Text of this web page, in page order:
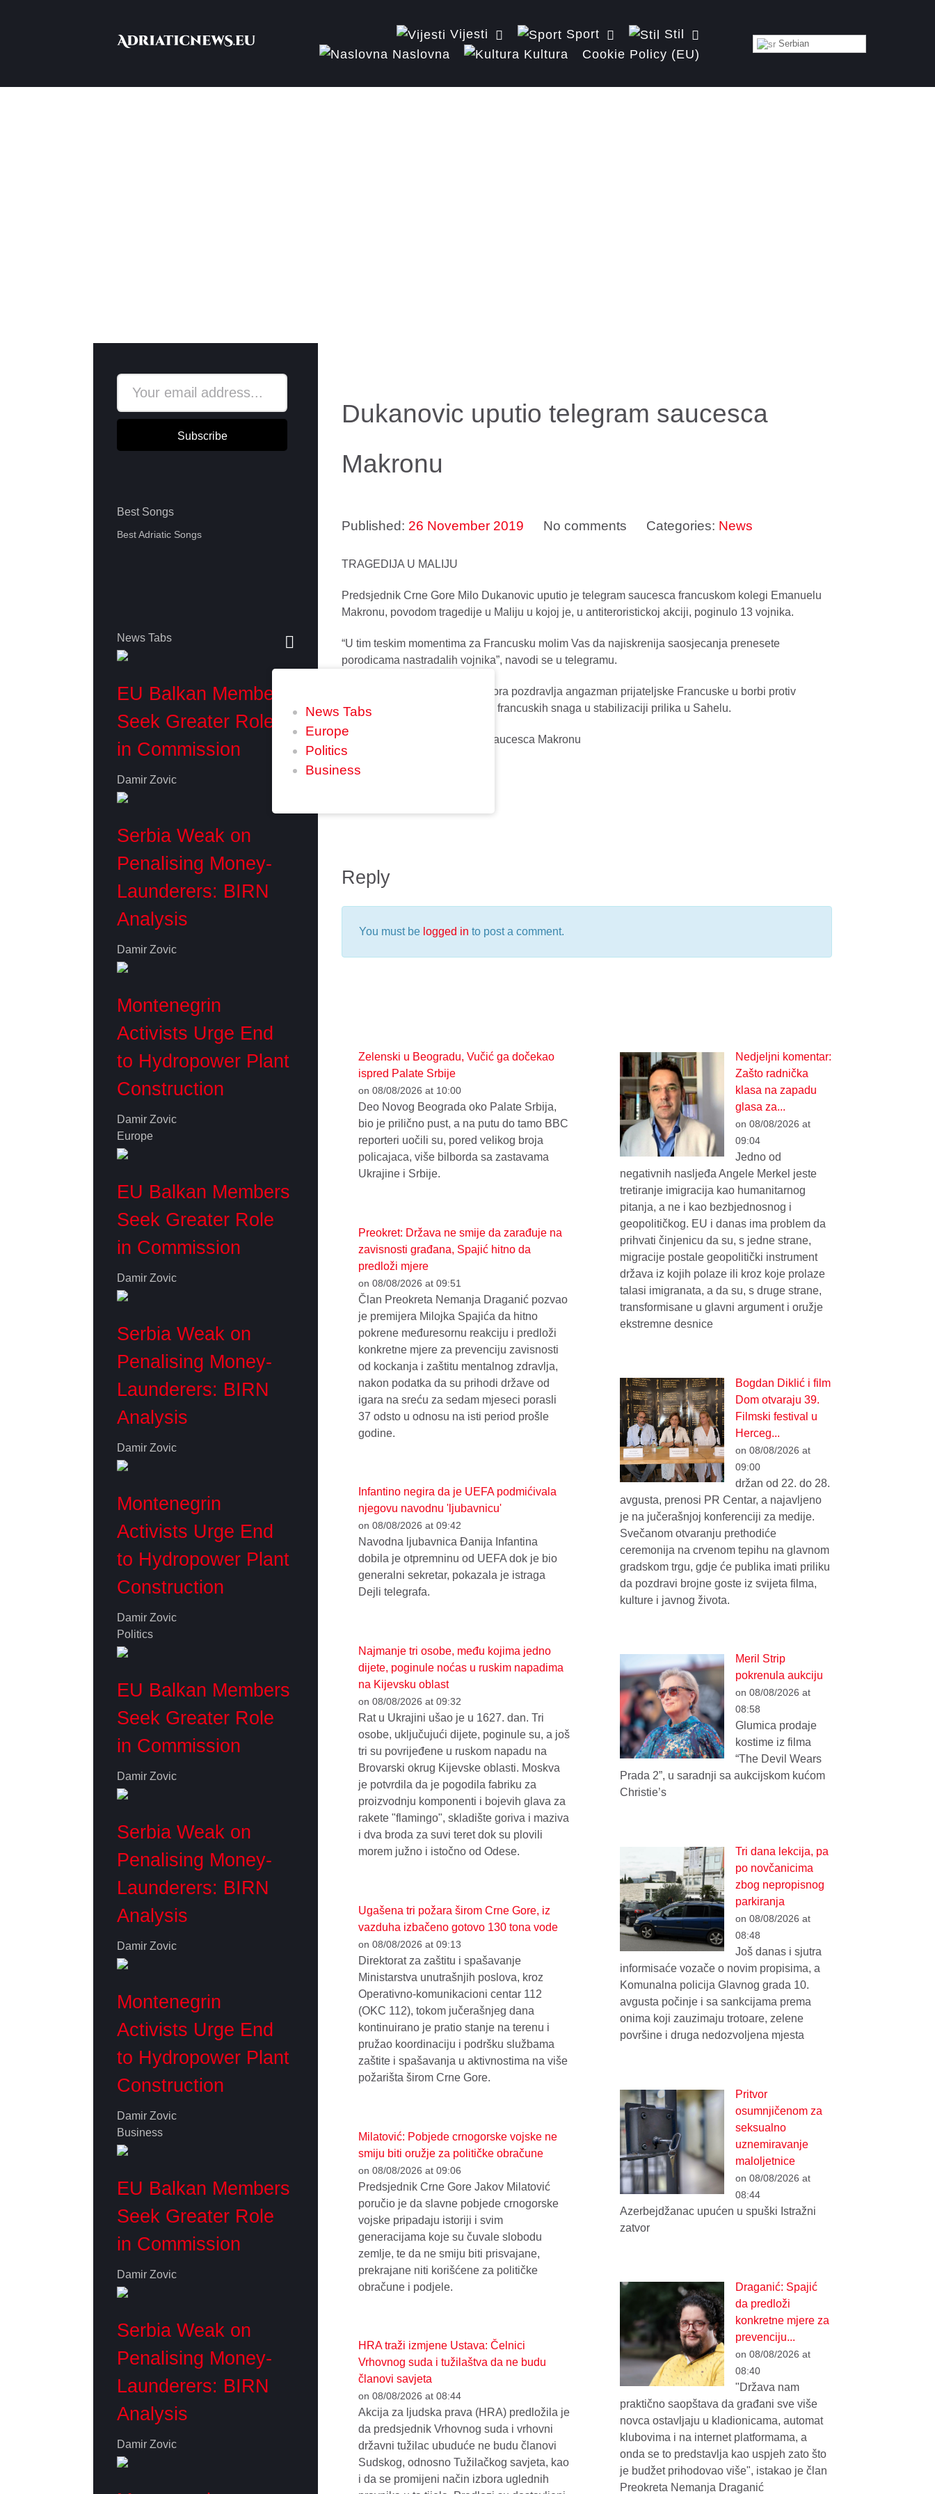
Vijesti Sport
Stil
Naslovna
Kultura Cookie Policy (EU)
Serbian
Subscribe
Best Songs
Best Adriatic Songs
News Tabs
Europe
Politics
Business
News Tabs
EU Balkan Members
Seek Greater Role
in Commission
Damir Zovic
Serbia Weak on
Penalising Money-
Launderers: BIRN
Analysis
Damir Zovic
Montenegrin
Activists Urge End
to Hydropower Plant
Construction
Damir Zovic
Europe
EU Balkan Members
Seek Greater Role
in Commission
Damir Zovic
Serbia Weak on
Penalising Money-
Launderers: BIRN
Analysis
Damir Zovic
Montenegrin
Activists Urge End
to Hydropower Plant
Construction
Damir Zovic
Politics
EU Balkan Members
Seek Greater Role
in Commission
Damir Zovic
Serbia Weak on
Penalising Money-
Launderers: BIRN
Analysis
Damir Zovic
Montenegrin
Activists Urge End
to Hydropower Plant
Construction
Damir Zovic
Business
EU Balkan Members
Seek Greater Role
in Commission
Damir Zovic
Serbia Weak on
Penalising Money-
Launderers: BIRN
Analysis
Damir Zovic
Dukanovic uputio telegram saucesca
Makronu
Published: 26 November 2019 No comments Categories: News
TRAGEDIJA U MALIJU
Predsjednik Crne Gore Milo Dukanovic uputio je telegram saucesca francuskom kolegi Emanuelu
Makronu, povodom tragedije u Maliju u kojoj je, u antiteroristickoj akciji, poginulo 13 vojnika.
“U tim teskim momentima za Francusku molim Vas da najiskrenija saosjecanja prenesete
porodicama nastradalih vojnika”, navodi se u telegramu.
Dukanovic je kazao da Crna Gora pozdravlja angazman prijateljske Francuske u borbi protiv
terorizma i kontinuirane napore francuskih snaga u stabilizaciji prilika u Sahelu.
Reply
You must be logged in to post a comment.
Zelenski u Beogradu, Vučić ga dočekao
ispred Palate Srbije
on 08/08/2026 at 10:00
Deo Novog Beograda oko Palate Srbija,
bio je prilično pust, a na putu do tamo BBC
reporteri uočili su, pored velikog broja
policajaca, više bilborda sa zastavama
Ukrajine i Srbije.
Preokret: Država ne smije da zarađuje na
zavisnosti građana, Spajić hitno da
predloži mjere
on 08/08/2026 at 09:51
Član Preokreta Nemanja Draganić pozvao
je premijera Milojka Spajića da hitno
pokrene međuresornu reakciju i predloži
konkretne mjere za prevenciju zavisnosti
od kockanja i zaštitu mentalnog zdravlja,
nakon podatka da su prihodi države od
igara na sreću za sedam mjeseci porasli
37 odsto u odnosu na isti period prošle
godine.
Infantino negira da je UEFA podmićivala
njegovu navodnu 'ljubavnicu'
on 08/08/2026 at 09:42
Navodna ljubavnica Đanija Infantina
dobila je otpremninu od UEFA dok je bio
generalni sekretar, pokazala je istraga
Dejli telegrafa.
Najmanje tri osobe, među kojima jedno
dijete, poginule noćas u ruskim napadima
na Kijevsku oblast
on 08/08/2026 at 09:32
Rat u Ukrajini ušao je u 1627. dan. Tri
osobe, uključujući dijete, poginule su, a još
tri su povrijeđene u ruskom napadu na
Brovarski okrug Kijevske oblasti. Moskva
je potvrdila da je pogodila fabriku za
proizvodnju komponenti i bojevih glava za
rakete "flamingo", skladište goriva i maziva
i dva broda za suvi teret dok su plovili
morem južno i istočno od Odese.
Ugašena tri požara širom Crne Gore, iz
vazduha izbačeno gotovo 130 tona vode
on 08/08/2026 at 09:13
Direktorat za zaštitu i spašavanje
Ministarstva unutrašnjih poslova, kroz
Operativno-komunikacioni centar 112
(OKC 112), tokom jučerašnjeg dana
kontinuirano je pratio stanje na terenu i
pružao koordinaciju i podršku službama
zaštite i spašavanja u aktivnostima na više
požarišta širom Crne Gore.
Milatović: Pobjede crnogorske vojske ne
smiju biti oružje za političke obračune
on 08/08/2026 at 09:06
Predsjednik Crne Gore Jakov Milatović
poručio je da slavne pobjede crnogorske
vojske pripadaju istoriji i svim
generacijama koje su čuvale slobodu
zemlje, te da ne smiju biti prisvajane,
prekrajane niti korišćene za političke
obračune i podjele.
HRA traži izmjene Ustava: Čelnici
Vrhovnog suda i tužilaštva da ne budu
članovi savjeta
on 08/08/2026 at 08:44
Akcija za ljudska prava (HRA) predložila je
da predsjednik Vrhovnog suda i vrhovni
državni tužilac ubuduće ne budu članovi
Sudskog, odnosno Tužilačkog savjeta, kao
i da se promijeni način izbora uglednih
Nedjeljni komentar:
Zašto radnička
klasa na zapadu
glasa za...
on 08/08/2026 at
09:04
Jedno od
negativnih nasljeđa Angele Merkel jeste
tretiranje imigracija kao humanitarnog
pitanja, a ne i kao bezbjednosnog i
geopolitičkog. EU i danas ima problem da
prihvati činjenicu da su, s jedne strane,
migracije postale geopolitički instrument
država iz kojih polaze ili kroz koje prolaze
talasi imigranata, a da su, s druge strane,
transformisane u glavni argument i oružje
ekstremne desnice
Bogdan Diklić i film
Dom otvaraju 39.
Filmski festival u
Herceg...
on 08/08/2026 at
09:00
držan od 22. do 28.
avgusta, prenosi PR Centar, a najavljeno
je na jučerašnjoj konferenciji za medije.
Svečanom otvaranju prethodiće
ceremonija na crvenom tepihu na glavnom
gradskom trgu, gdje će publika imati priliku
da pozdravi brojne goste iz svijeta filma,
kulture i javnog života.
Meril Strip
pokrenula aukciju
on 08/08/2026 at
08:58
Glumica prodaje
kostime iz filma
“The Devil Wears
Prada 2”, u saradnji sa aukcijskom kućom
Christie’s
Tri dana lekcija, pa
po novčanicima
zbog nepropisnog
parkiranja
on 08/08/2026 at
08:48
Još danas i sjutra
informisaće vozače o novim propisima, a
Komunalna policija Glavnog grada 10.
avgusta počinje i sa sankcijama prema
onima koji zauzimaju trotoare, zelene
površine i druga nedozvoljena mjesta
Pritvor
osumnjičenom za
seksualno
uznemiravanje
maloljetnice
on 08/08/2026 at
08:44
Azerbejdžanac upućen u spuški Istražni
zatvor
Draganić: Spajić
da predloži
konkretne mjere za
prevenciju...
on 08/08/2026 at
08:40
"Država nam
praktično saopštava da građani sve više
novca ostavljaju u kladionicama, automat
klubovima i na internet platformama, a
onda se to predstavlja kao uspjeh zato što
je budžet prihodovao više", istakao je član
Preokreta Nemanja Draganić